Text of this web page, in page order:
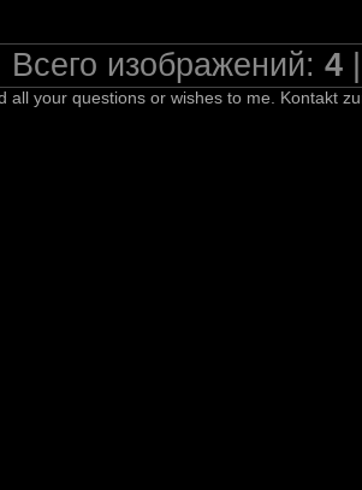
Всего изображений: 4
all your questions or wishes to me. Kontakt